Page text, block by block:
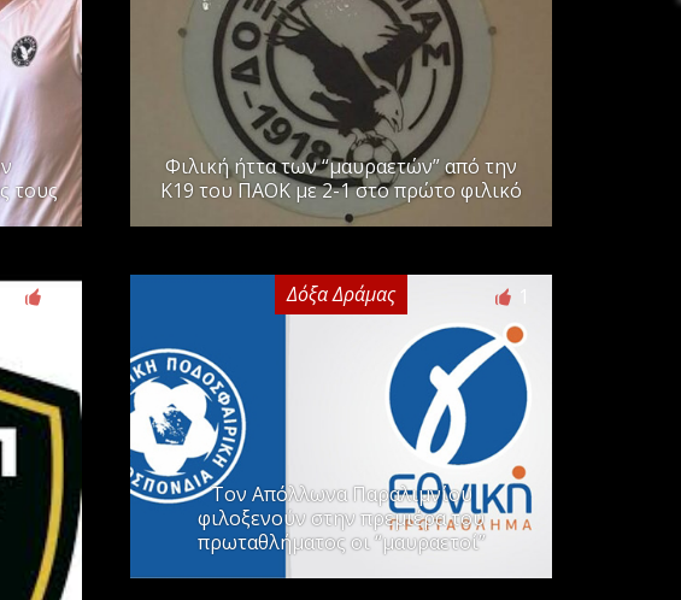
τους
Φιλική ήττα των “μαυραετών” από την
Κ19 του ΠΑΟΚ με 2-1 στο πρώτο φιλικό
Δόξα Δράμας
Τον Απόλλωνα Παραλιμνίου
φιλοξενούν στην πρεμιέρα του
πρωταθλήματος οι “μαυραετοί”